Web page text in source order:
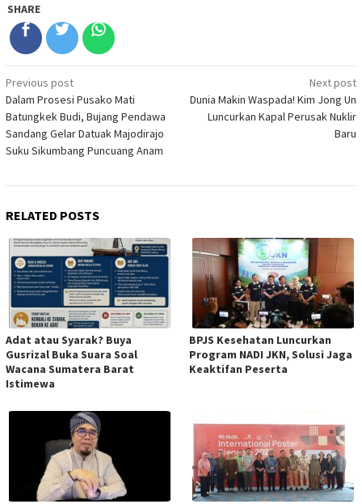
SHARE
Post
navigation
Previous post
Dalam Prosesi Pusako Mati
Batungkek Budi, Bujang Pendawa
Sandang Gelar Datuak Majodirajo
Suku Sikumbang Puncuang Anam
Next post
Dunia Makin Waspada! Kim Jong Un
Luncurkan Kapal Perusak Nuklir
Baru
RELATED POSTS
Adat atau Syarak? Buya
Gusrizal Buka Suara Soal
Wacana Sumatera Barat
Istimewa
BPJS Kesehatan Luncurkan
Program NADI JKN, Solusi Jaga
Keaktifan Peserta